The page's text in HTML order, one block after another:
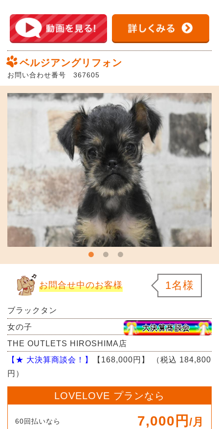
ベルジアングリフォン
お問い合わせ番号 367605
お問合せ中のお客様 1名様
ブラックタン
女の子
THE OUTLETS HIROSHIMA店
【★ 大決算商談会！】
【168,000円】
（税込 184,800
円）
LOVELOVE プランなら
60回払いなら 7,000円 /月